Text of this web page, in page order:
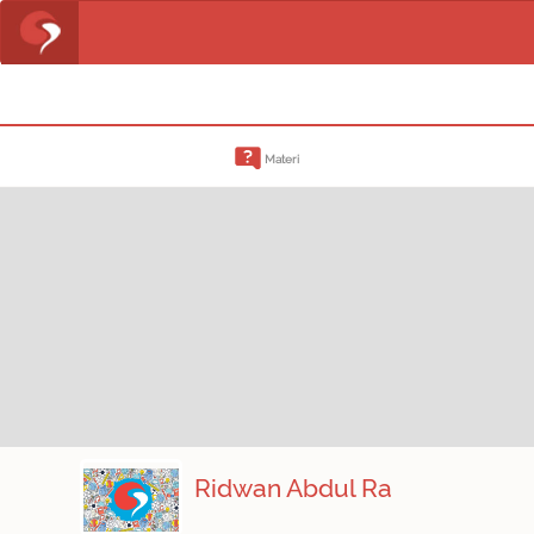
Materi
Ridwan Abdul Ra